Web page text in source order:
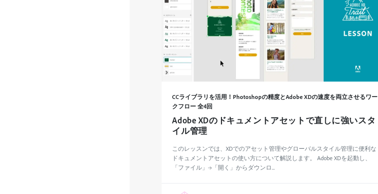
CCライブラリを活用！Photoshopの精度とAdobe XDの速度を両立させるワー
クフロー 全4回
Adobe XDのドキュメントアセットで直しに強いスタ
イル管理
このレッスンでは、XDでのアセット管理やグローバルスタイル管理に便利な
ドキュメントアセットの使い方について解説します。 Adobe XDを起動し、
「ファイル」→「開く」からダウンロ...